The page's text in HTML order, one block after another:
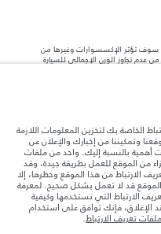
سوف تؤثر الإكسسوارات وغيرها من
عدم تجاوز الوزن الإجمالي للسيارة
على هذا الموقع قد تختلف من بلد إلى
مع وكيلنا المحلي للتأكد من توفّرها
في أشباه الموصلات يؤثر حاليًا
التصاميم. هذا ظرف ديناميكي
موقع الويب حاليًا المواصفات الحالية
الألوان. يرجى استشارة وكيلك الذي
قرار مدروس
لتشريعات الاتحاد الأوروبي. قد
في تلك الاختبارات كما أن هذه
الخاصة بك لتخزين المعلومات اللازمة
وتمكيننا من إخبارك والإعلان عن
أهمية بالنسبة إليك. واحد من ملفات
من الموقع للعمل بطريقة جيدة، وقد
الارتباط من هذا الموقع وحظرها، إلا
قد لا تعمل بشكل صحيح. لمعرفة
الارتباط التي نستخدمها وكيفية
الإغلاق، فإنك توافق على استخدام
تعريف الارتباط.